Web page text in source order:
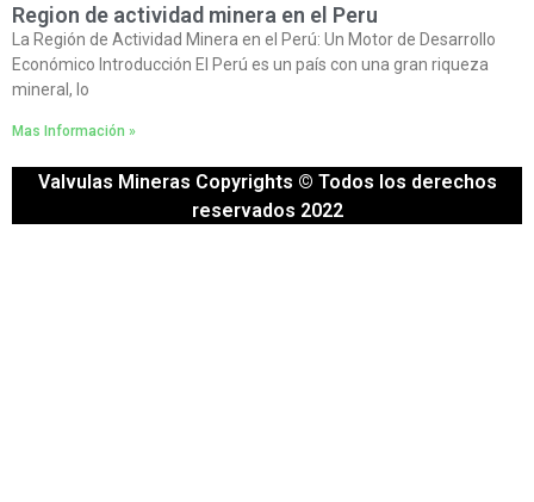
Region de actividad minera en el Peru
La Región de Actividad Minera en el Perú: Un Motor de Desarrollo
Económico Introducción El Perú es un país con una gran riqueza
mineral, lo
Mas Información »
Valvulas Mineras Copyrights © Todos los derechos
reservados 2022